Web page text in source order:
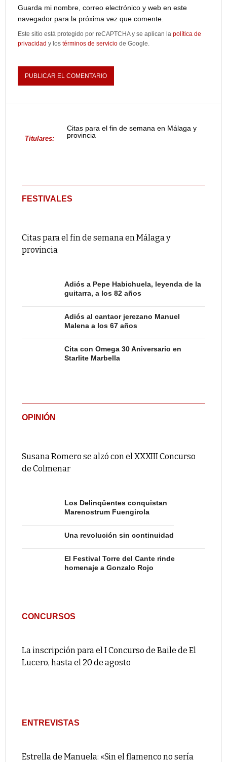
Guarda mi nombre, correo electrónico y web en este
navegador para la próxima vez que comente.
Este sitio está protegido por reCAPTCHA y se aplican la política de
privacidad y los términos de servicio de Google.
Titulares:
Citas para el fin de semana en Málaga y
provincia
FESTIVALES
Citas para el fin de semana en Málaga y
provincia
Adiós a Pepe Habichuela, leyenda de la
guitarra, a los 82 años
Adiós al cantaor jerezano Manuel
Malena a los 67 años
Cita con Omega 30 Aniversario en
Starlite Marbella
OPINIÓN
Susana Romero se alzó con el XXXIII Concurso
de Colmenar
Los Delinqüentes conquistan
Marenostrum Fuengirola
Una revolución sin continuidad
El Festival Torre del Cante rinde
homenaje a Gonzalo Rojo
CONCURSOS
La inscripción para el I Concurso de Baile de El
Lucero, hasta el 20 de agosto
ENTREVISTAS
Estrella de Manuela: «Sin el flamenco no sería